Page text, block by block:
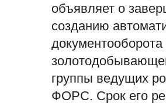
объявляет о
созданию
группы ведущих
ФОРС. Срок его